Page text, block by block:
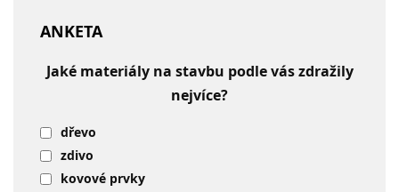
ANKETA
Jaké materiály na stavbu podle vás zdražily
nejvíce?
dřevo
zdivo
kovové prvky